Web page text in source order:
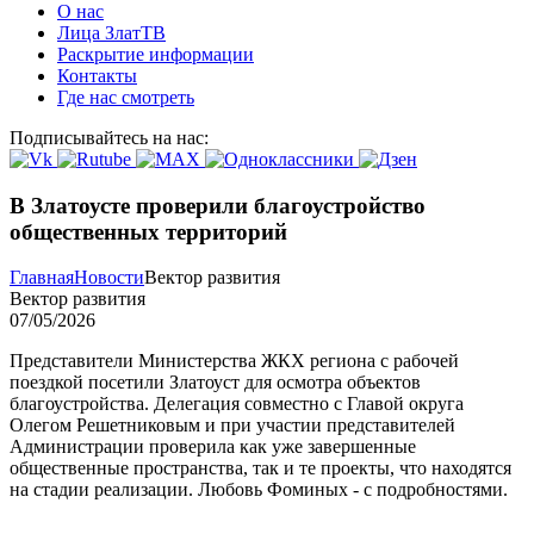
О нас
Лица ЗлатТВ
Раскрытие информации
Контакты
Где нас смотреть
Подписывайтесь на нас:
В Златоусте проверили благоустройство
общественных территорий
ГлавнаяНовостиВектор развития
Вектор развития
07/05/2026
Представители Министерства ЖКХ региона с рабочей
поездкой посетили Златоуст для осмотра объектов
благоустройства. Делегация совместно с Главой округа
Олегом Решетниковым и при участии представителей
Администрации проверила как уже завершенные
общественные пространства, так и те проекты, что находятся
на стадии реализации. Любовь Фоминых - с подробностями.